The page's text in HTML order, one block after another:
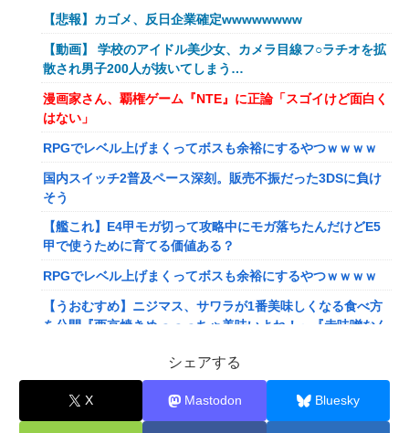
【悲報】カゴメ、反日企業確定wwwwwwww
【動画】 学校のアイドル美少女、カメラ目線フ○ラチオを拡
散され男子200人が抜いてしまう…
漫画家さん、覇権ゲーム『NTE』に正論「スゴイけど面白く
はない」
RPGでレベル上げまくってボスも余裕にするやつｗｗｗｗ
国内スイッチ2普及ペース深刻。販売不振だった3DSに負け
そう
【艦これ】E4甲モガ切って攻略中にモガ落ちたんだけどE5
甲で使うために育てる価値ある？
RPGでレベル上げまくってボスも余裕にするやつｗｗｗｗ
【うおむすめ】ニジマス、サワラが1番美味しくなる食べ方
を公開『西京焼きめっっっちゃ美味いよね！』『赤味噌なん
【ななし】ねるちゃん「おじさんたち～！もりもり食べて元
気だすのよ～」
【にじさんじ】ソフィ、バッターボックスに立ってみた『え
シェアする
X Mastodon Bluesky